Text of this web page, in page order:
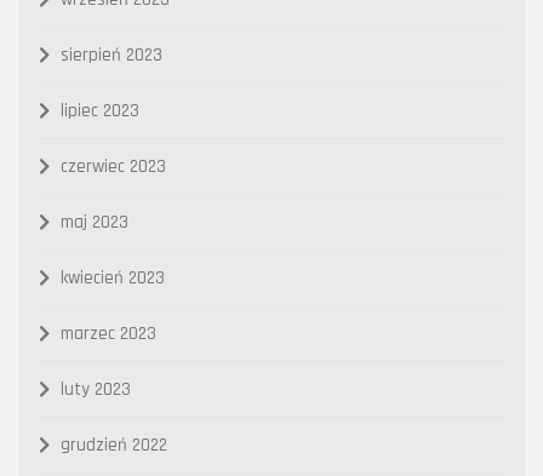
sierpień 2023
lipiec 2023
czerwiec 2023
maj 2023
kwiecień 2023
marzec 2023
luty 2023
grudzień 2022